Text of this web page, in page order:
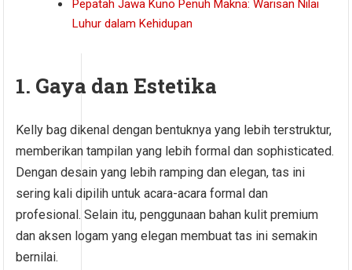
Pepatah Jawa Kuno Penuh Makna: Warisan Nilai
Luhur dalam Kehidupan
1. Gaya dan Estetika
Kelly bag dikenal dengan bentuknya yang lebih terstruktur,
memberikan tampilan yang lebih formal dan sophisticated.
Dengan desain yang lebih ramping dan elegan, tas ini
sering kali dipilih untuk acara-acara formal dan
profesional. Selain itu, penggunaan bahan kulit premium
dan aksen logam yang elegan membuat tas ini semakin
bernilai.